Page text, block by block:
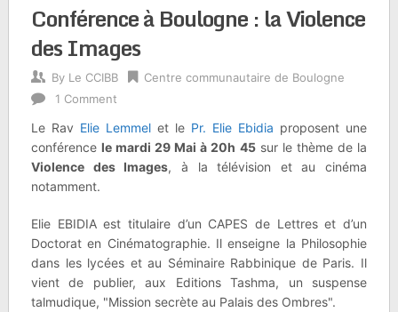
Conférence à Boulogne : la Violence
des Images
By Le CCIBB
Centre communautaire de Boulogne
1 Comment
Le Rav Elie Lemmelet le Pr. Elie Ebidia proposent une
conférencele mardi 29 Mai à 20h 45sur le thème de la
Violence des Images, à la télévision et au cinéma
notamment.
Elie EBIDIA est titulaire d’un CAPES de Lettres et d’un
Doctorat en Cinématographie. Il enseigne la Philosophie
dans les lycées et au Séminaire Rabbinique de Paris. Il
vient de publier, aux Editions Tashma, un suspense
talmudique, "Mission secrète au Palais des Ombres".